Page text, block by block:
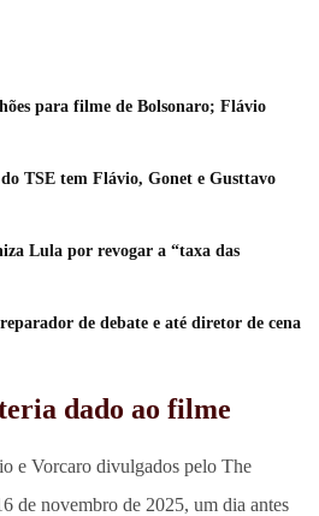
para filme de Bolsonaro; Flávio
TSE tem Flávio, Gonet e Gusttavo
Lula por revogar a “taxa das
de debate e até diretor de cena
dado ao filme
e Vorcaro divulgados pelo The
de novembro de 2025, um dia antes